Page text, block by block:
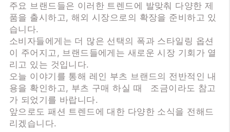
주요 브랜드들은 이러한 트렌드에 발맞춰 다양한 제
품을 출시하고, 해외 시장으로의 확장을 준비하고 있
습니다.
소비자들에게는 더 많은 선택의 폭과 스타일링 옵션
이 주어지고, 브랜드들에게는 새로운 시장 기회가 열
리고 있는 것입니다.
오늘 이야기를 통해 레인 부츠 브랜드의 전반적인 내
용을 확인하고, 부츠 구매 하실 때 조금이라도 참고
가 되었기를 바랍니다.
앞으로도 패션 트렌드에 대한 다양한 소식을 전해드
리겠습니다.